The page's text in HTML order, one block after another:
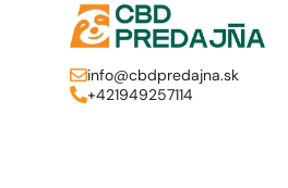
info@cbdpredajna.sk
+421949257114